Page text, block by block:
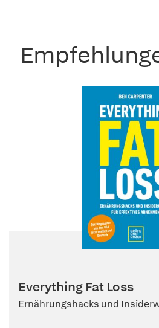
Everything Fat Loss
Ernährungshacks und